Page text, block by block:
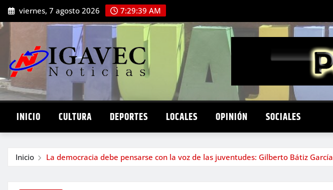
Saltar
al
contenido
viernes, 7 agosto 2026 7:29:41 AM
INICIO CULTURA DEPORTES LOCALES OPINIÓN SOCIALES
Inicio La democracia debe pensarse con la voz de las juventudes: Gilberto Bátiz García